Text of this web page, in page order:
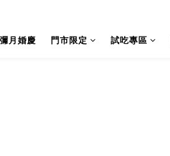
彌月婚慶 門市限定 試吃專區